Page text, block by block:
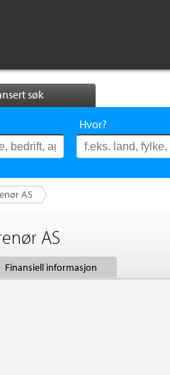
søk
Hvor?
AS
AS
Finansiell informasjon